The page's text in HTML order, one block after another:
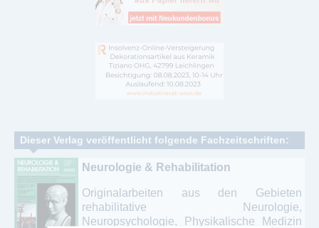
Dieser Verlag veröffentlicht folgende Fachzeitschriften:
Neurologie & Rehabilitation
Originalarbeiten aus den Gebieten
rehabilitative Neurologie,
Neuropsychologie, Physikalische Medizin